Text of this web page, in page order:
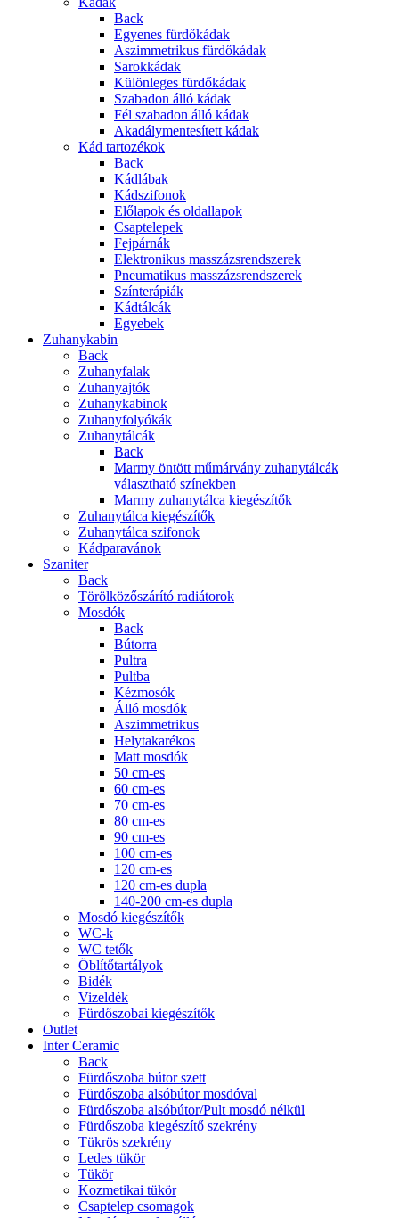
Back
Egyenes fürdőkádak
Aszimmetrikus fürdőkádak
Sarokkádak
Különleges fürdőkádak
Szabadon álló kádak
Fél szabadon álló kádak
Akadálymentesített kádak
Kád tartozékok
Back
Kádlábak
Kádszifonok
Előlapok és oldallapok
Csaptelepek
Fejpárnák
Elektronikus masszázsrendszerek
Pneumatikus masszázsrendszerek
Színterápiák
Kádtálcák
Egyebek
Zuhanykabin
Back
Zuhanyfalak
Zuhanyajtók
Zuhanykabinok
Zuhanyfolyókák
Zuhanytálcák
Back
Marmy öntött műmárvány zuhanytálcák
választható színekben
Marmy zuhanytálca kiegészítők
Zuhanytálca kiegészítők
Zuhanytálca szifonok
Kádparavánok
Szaniter
Back
Törölközőszárító radiátorok
Mosdók
Back
Bútorra
Pultra
Pultba
Kézmosók
Álló mosdók
Aszimmetrikus
Helytakarékos
Matt mosdók
50 cm-es
60 cm-es
70 cm-es
80 cm-es
90 cm-es
100 cm-es
120 cm-es
120 cm-es dupla
140-200 cm-es dupla
Mosdó kiegészítők
WC-k
WC tetők
Öblítőtartályok
Bidék
Vizeldék
Fürdőszobai kiegészítők
Outlet
Inter Ceramic
Back
Fürdőszoba bútor szett
Fürdőszoba alsóbútor mosdóval
Fürdőszoba alsóbútor/Pult mosdó nélkül
Fürdőszoba kiegészítő szekrény
Tükrös szekrény
Ledes tükör
Tükör
Kozmetikai tükör
Csaptelep csomagok